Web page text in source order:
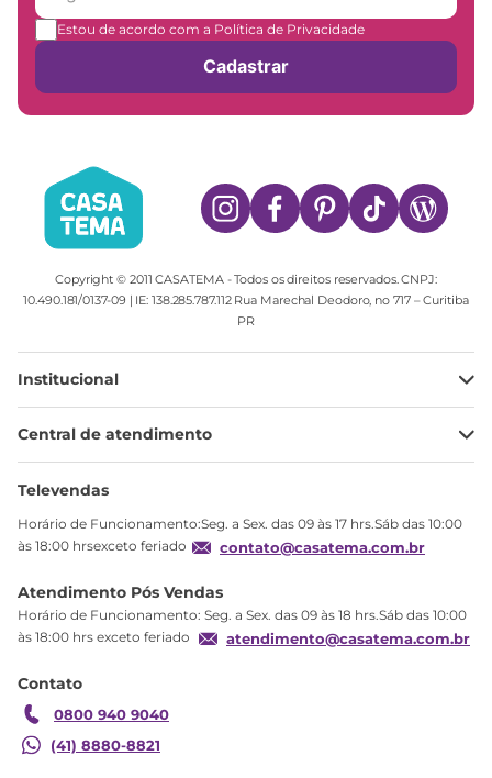
Estou de acordo com a Política de Privacidade
Cadastrar
Copyright © 2011 CASATEMA - Todos os direitos reservados. CNPJ:
10.490.181/0137-09 | IE: 138.285.787.112 Rua Marechal Deodoro, no 717 – Curitiba
PR
Institucional
Minha Conta
Meus pedidos
Troca
Garantia
Central de atendimento
Ajuda
Televendas
Horário de Funcionamento:Seg. a Sex. das 09 às 17 hrs.Sáb das 10:00
às 18:00 hrsexceto feriado
contato@casatema.com.br
Atendimento Pós Vendas
Horário de Funcionamento: Seg. a Sex. das 09 às 18 hrs.Sáb das 10:00
às 18:00 hrs exceto feriado
atendimento@casatema.com.br
Contato
0800 940 9040
(41) 8880-8821